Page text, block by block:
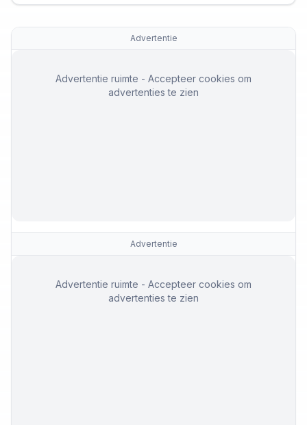
Advertentie
Advertentie ruimte - Accepteer cookies om
advertenties te zien
Advertentie
Advertentie ruimte - Accepteer cookies om
advertenties te zien